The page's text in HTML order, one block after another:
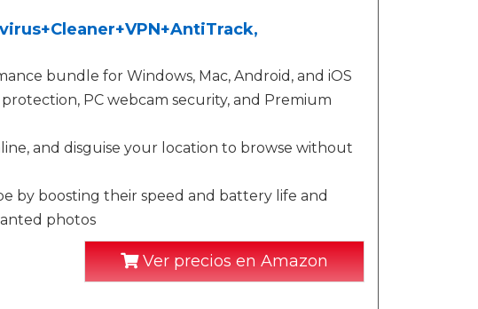
bundle for Windows, Mac, Android, and iOS
PC webcam security, and Premium
and disguise your location to browse without
by boosting their speed and battery life and
photos
Ver precios en Amazon